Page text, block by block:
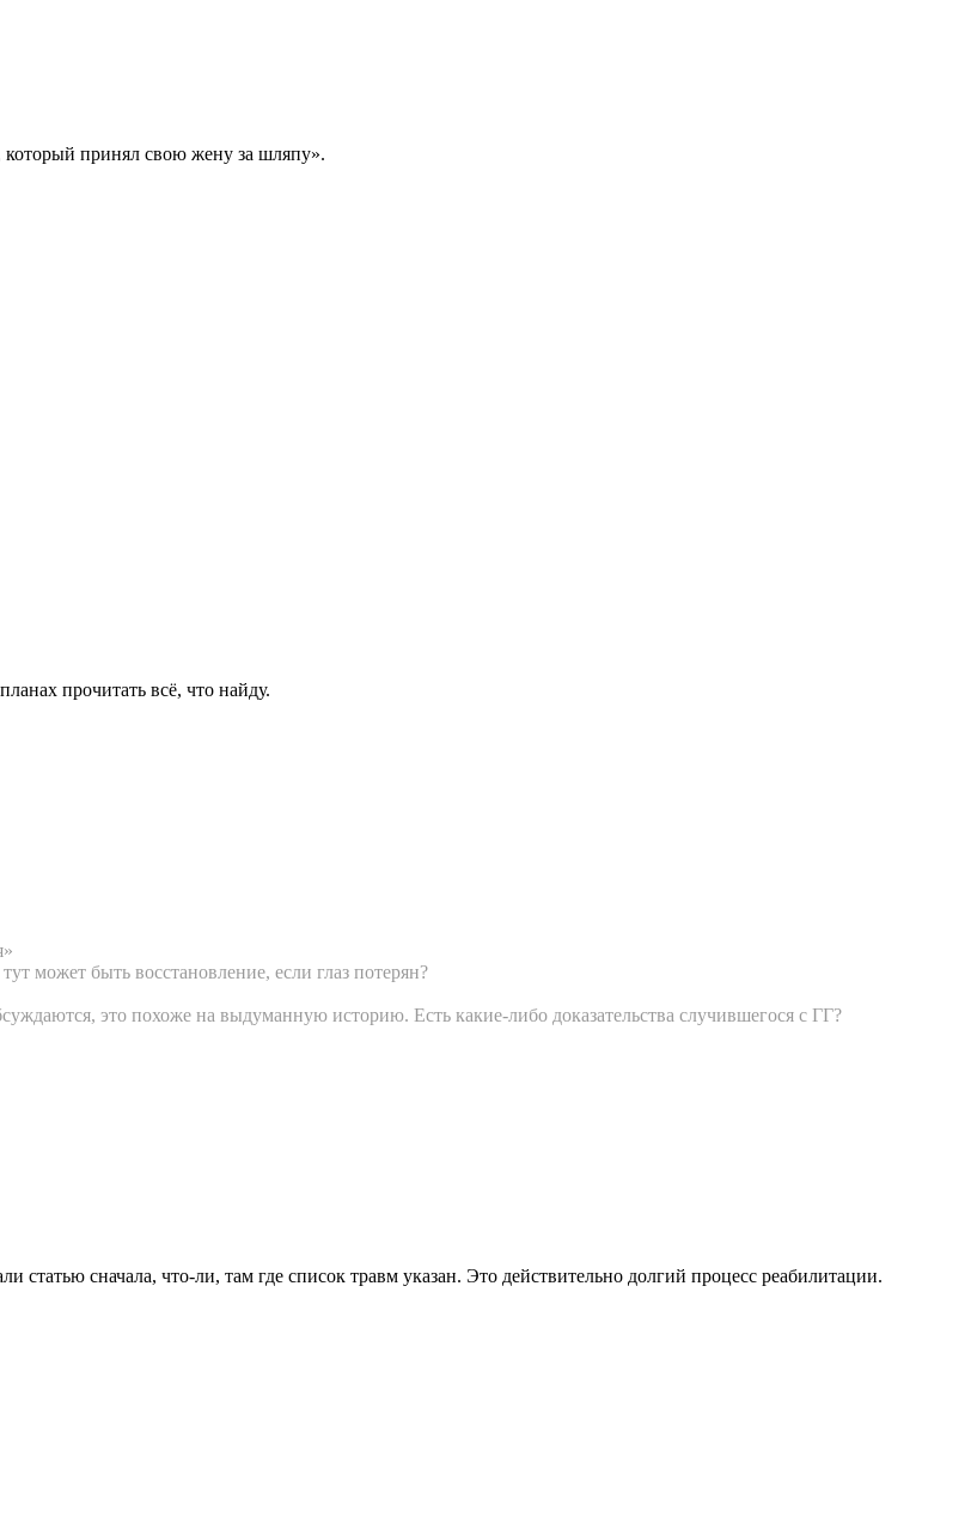
который принял свою жену за шляпу».
прочитать всё, что найду.
может быть восстановление, если глаз потерян?
это похоже на выдуманную историю. Есть какие-либо доказательства случившегося с ГГ?
сначала, что-ли, там где список травм указан. Это действительно долгий процесс реабилитации.